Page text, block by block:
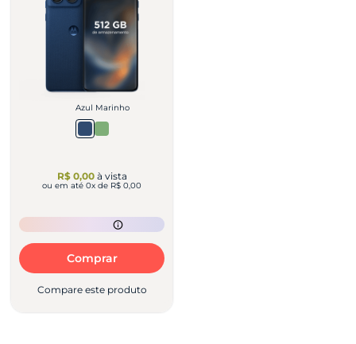
Azul Marinho
R$ 0,00à vista
ou em até 0x de R$ 0,00
Comprar
Compare este produto